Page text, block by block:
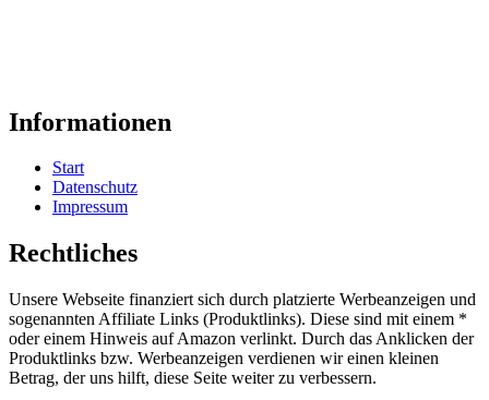
Informationen
Start
Datenschutz
Impressum
Rechtliches
Unsere Webseite finanziert sich durch platzierte Werbeanzeigen und
sogenannten Affiliate Links (Produktlinks). Diese sind mit einem *
oder einem Hinweis auf Amazon verlinkt. Durch das Anklicken der
Produktlinks bzw. Werbeanzeigen verdienen wir einen kleinen
Betrag, der uns hilft, diese Seite weiter zu verbessern.